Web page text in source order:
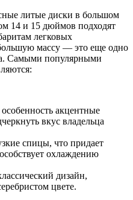
литые диски в большом
14 и 15 дюймов подходят
легковых
массу — это еще одно
Самыми популярными
акцентные
вкус владельца
спицы, что придает
охлаждению
дизайн,
цвете.